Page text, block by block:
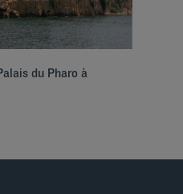
du Pharo à